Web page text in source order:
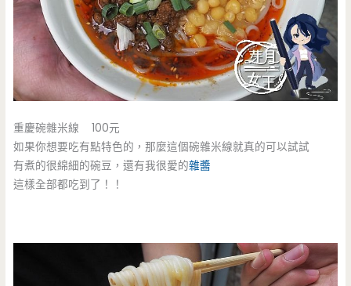
重慶碗雜米線 100元
如果你想要吃有點特色的，那麼這個碗雜米線就真的可以試試
有煮的很綿細的碗豆，還有我很愛的雜醬
這樣全部都吃到了！！